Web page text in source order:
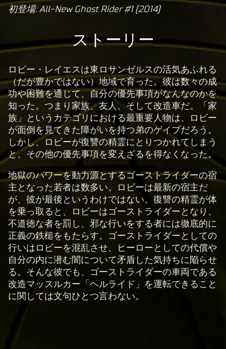
A
p
t
&
P
l
a
y
再
生
を
ク
リ
ッ
ク
す
る
と
、
初登場: All-New Ghost Rider #1 (2014)
ストーリー
ロビー・レイエスは東ロサンゼルスの活気あふれる
（だが豊かではない）地域で育った。彼は数々の成
功や困難を通じて、自分の優先事項がなんなのかを
知った。つまり家族、友人、そして改造車だ。「家
族」というカテゴリにおける最重要人物は、ロビー
が面倒を見てきた障がいを持つ弟のゲイブだろう。
しかし、ロビーが復讐の精霊にとりつかれてしまう
と、その他の優先事項を変えざるを得なくなった。
地獄のパワーを動力源とするゴーストライダーの宿
主となった若者は数多い。ロビーは最新の宿主だ
が、彼が最後というわけではない。復讐の精霊が体
を乗っ取ると、ロビーはゴーストライダーとなり、
不道徳な者を罰し、邪な行いをする者には徹底的に
正義の鉄槌をもたらす。ゴーストライダーとしての
行いはロビーを混乱させ、ヒーローとしての代償や
自分の内に潜む闇について矛盾した気持ちに陥らせ
る。そんな彼でも、ゴーストライダーの車両である
改造マッスルカー「ヘルライド」を運転できること
に関しては文句ひとつ言わない。